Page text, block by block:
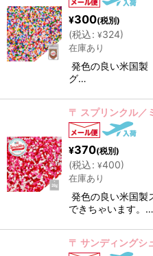
¥300(税別)
(税込: ¥324)
在庫あり
発色の良い米国製
グ…
〒 スプリンクル／
¥370(税別)
(税込: ¥400)
在庫あり
発色の良い米国製
できちゃいます。…
〒 サンディングシ